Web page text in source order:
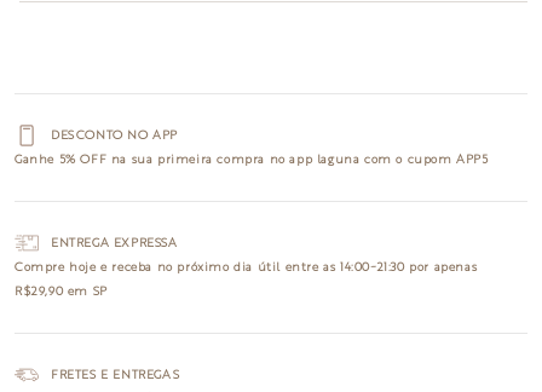
DESCONTO NO APP
Ganhe 5% OFF na sua primeira compra no app laguna com o cupomAPP5
ENTREGA EXPRESSA
Compre hoje e receba no próximo dia útil entre as 14:00~21:30 por apenas
R$29,90 em SP
FRETES E ENTREGAS